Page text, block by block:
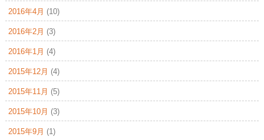
2016年4月 (10)
2016年2月 (3)
2016年1月 (4)
2015年12月 (4)
2015年11月 (5)
2015年10月 (3)
2015年9月 (1)